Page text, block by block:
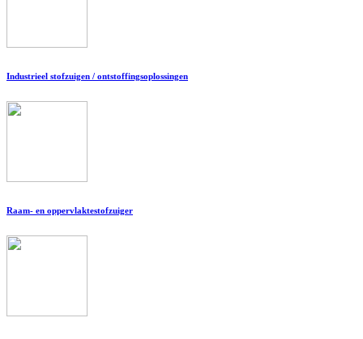
Industrieel stofzuigen / ontstoffingsoplossingen
Raam- en oppervlaktestofzuiger